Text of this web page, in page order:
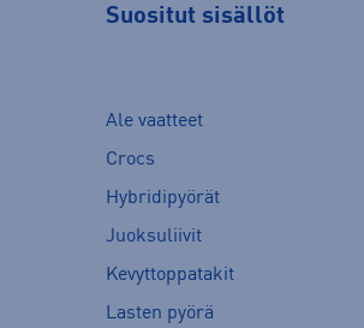
Suositut sisällöt
Ale vaatteet
Crocs
Hybridipyörät
Juoksuliivit
Kevyttoppatakit
Lasten pyörä